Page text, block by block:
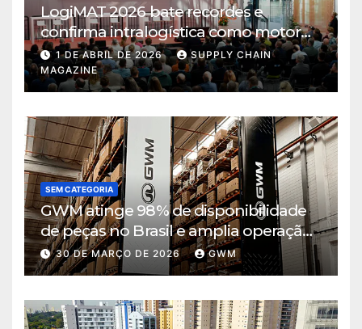
LogiMAT 2026 bate recordes e
confirma intralogística como motor
de decisão em tempos de incerteza
1 DE ABRIL DE 2026
SUPPLY CHAIN
MAGAZINE
SEM CATEGORIA
GWM atinge 98% de disponibilidade
de peças no Brasil e amplia operação
logística em Cajamar
30 DE MARÇO DE 2026 GWM